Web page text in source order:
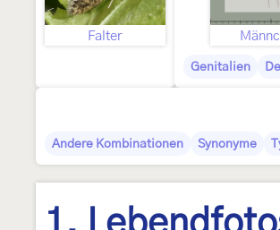
Falter
Genitalien
Andere Kombinationen Synonyme